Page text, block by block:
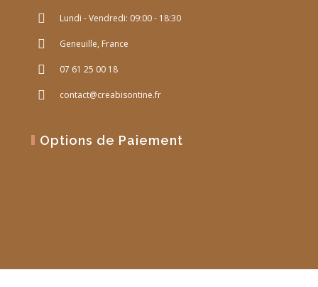
Lundi - Vendredi: 09:00 - 18:30
Geneuille, France
07 61 25 00 18
contact@creabisontine.fr
Options de Paiement